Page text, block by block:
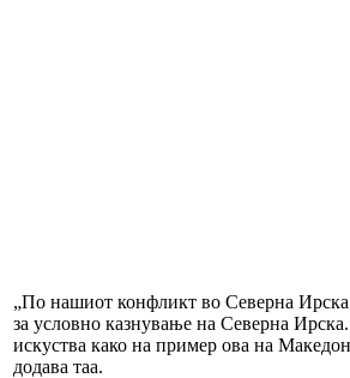
„По нашиот конфликт во Северна Ирска
за условно казнување на Северна
искуства како на пример ова на
додава таа.